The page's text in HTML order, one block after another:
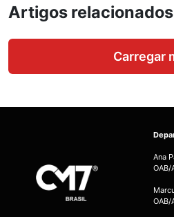
Artigos relacionados
Carregar
Ana
OAB/
OAB/